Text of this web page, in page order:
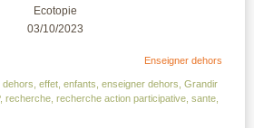
Ecotopie
03/10/2023
Enseigner dehors
dehors effet enfants enseigner dehors Grandir
, recherche recherche action participative sante